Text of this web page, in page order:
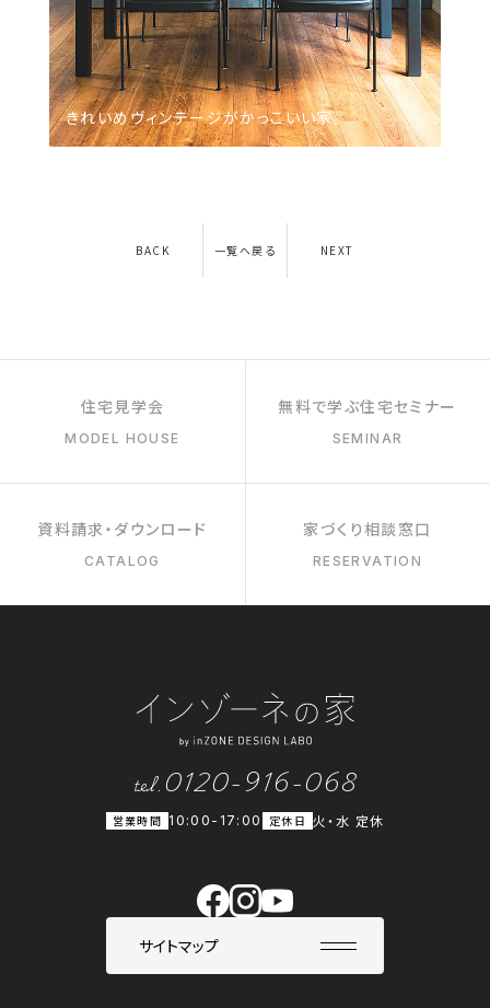
きれいめヴィンテージがかっこいい家。
BACK 一覧へ戻る NEXT
住宅見学会
MODEL HOUSE
無料で学ぶ住宅セミナー
SEMINAR
資料請求・ダウンロード
CATALOG
家づくり相談窓口
RESERVATION
tel. 0120-916-068
営業時間 10:00-17:00 定休日 火・水 定休
サイトマップ